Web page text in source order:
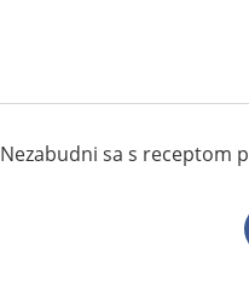
Nezabudni sa s receptom